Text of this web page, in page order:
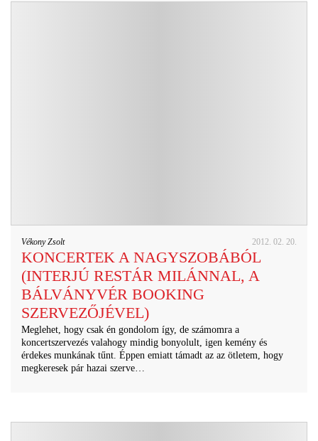
Vékony Zsolt 2012. 02. 20.
KONCERTEK A NAGYSZOBÁBÓL
(INTERJÚ RESTÁR MILÁNNAL, A
BÁLVÁNYVÉR BOOKING
SZERVEZŐJÉVEL)
Meglehet, hogy csak én gondolom így, de számomra a
koncertszervezés valahogy mindig bonyolult, igen kemény és
érdekes munkának tűnt. Éppen emiatt támadt az az ötletem, hogy
megkeresek pár hazai szerve…